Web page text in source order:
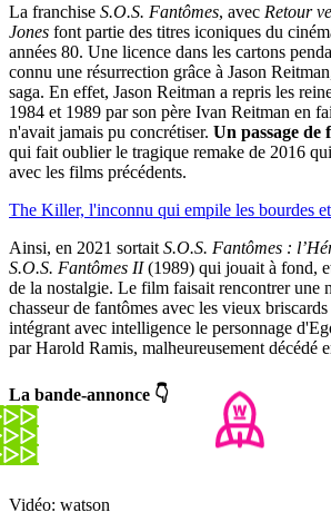
La franchise S.O.S. Fantômes, avec Retour
Jones font partie des titres iconiques du
années 80. Une licence dans les cartons
connu une résurrection grâce à Jason
saga. En effet, Jason Reitman a repris les
1984 et 1989 par son père Ivan Reitman en
n'avait jamais pu concrétiser. Un passage de
qui fait oublier le tragique remake de 2016
avec les films précédents.
The Killer, l'inconnu qui empile les bourdes
Ainsi, en 2021 sortait S.O.S. Fantômes :
S.O.S. Fantômes II(1989) qui jouait à fond,
de la nostalgie. Le film faisait rencontrer une
chasseur de fantômes avec les vieux
intégrant avec intelligence le personnage
par Harold Ramis, malheureusement décédé
La bande-annonce 👇
Vidéo: watson